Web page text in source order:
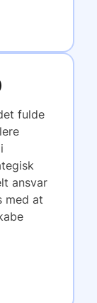
fulde
ansvar
med at